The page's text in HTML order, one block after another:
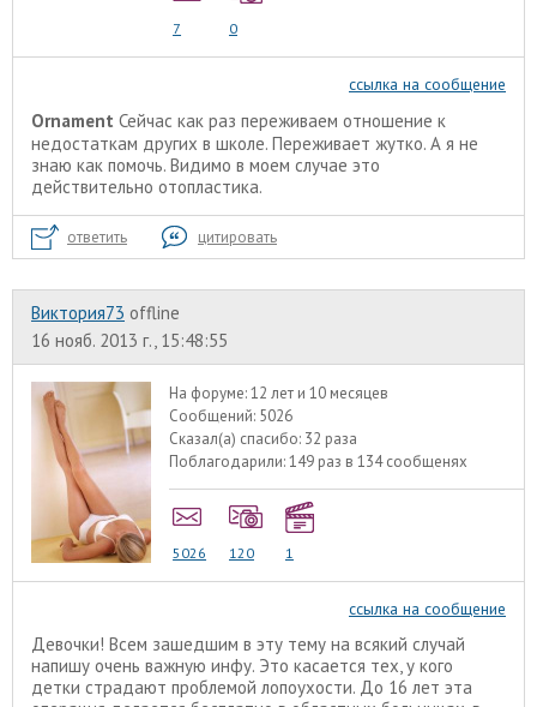
7 0
ссылка на сообщение
Ornament Сейчас как раз переживаем отношение к
недостаткам других в школе. Переживает жутко. А я не
знаю как помочь. Видимо в моем случае это
действительно отопластика.
ответить цитировать
Виктория73 offline
16 нояб. 2013 г., 15:48:55
На форуме:12 лет и 10 месяцев
Сообщений: 5026
Сказал(а) спасибо: 32 раза
Поблагодарили:149 раз в 134 сообщенях
5026 120 1
ссылка на сообщение
Девочки! Всем зашедшим в эту тему на всякий случай
напишу очень важную инфу. Это касается тех, у кого
детки страдают проблемой лопоухости. До 16 лет эта